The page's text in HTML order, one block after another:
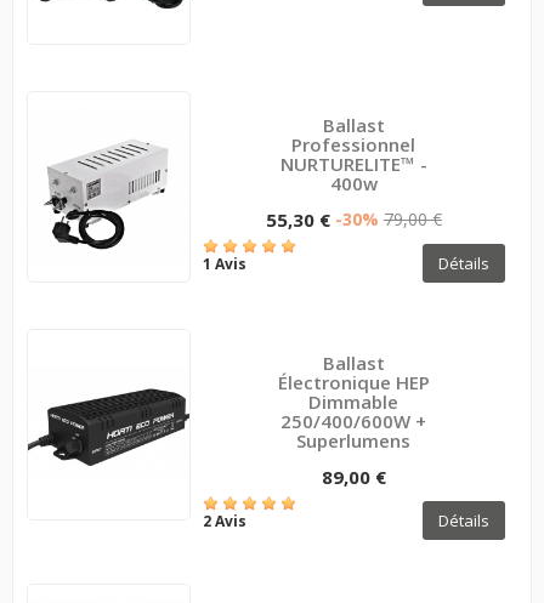
Ballast
Professionnel
NURTURELITE™ -
400w
55,30 € -30% 79,00 €
1 Avis Détails
Ballast
Électronique HEP
Dimmable
250/400/600W +
Superlumens
89,00 €
2 Avis Détails